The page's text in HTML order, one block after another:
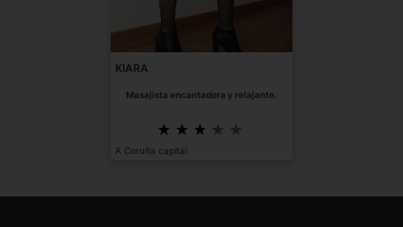
KIARA
Masajista encantadora y relajante.
A Coruña capital